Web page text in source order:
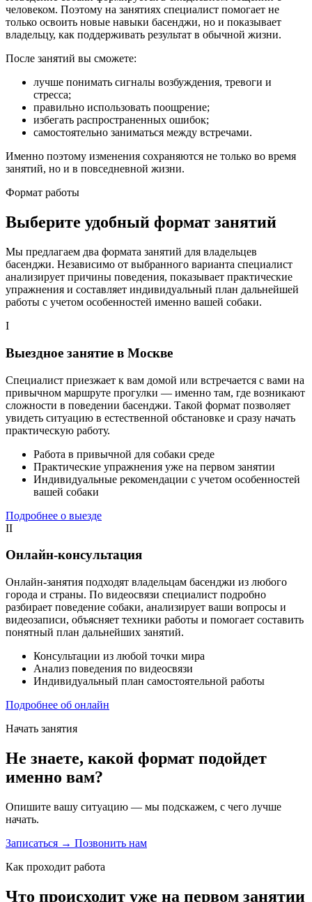
человеком. Поэтому на занятиях специалист помогает не
только освоить новые навыки басенджи, но и показывает
владельцу, как поддерживать результат в обычной жизни.
После занятий вы сможете:
лучше понимать сигналы возбуждения, тревоги и
стресса;
правильно использовать поощрение;
избегать распространенных ошибок;
самостоятельно заниматься между встречами.
Именно поэтому изменения сохраняются не только во время
занятий, но и в повседневной жизни.
Формат работы
Выберите удобный формат занятий
Мы предлагаем два формата занятий для владельцев
басенджи. Независимо от выбранного варианта специалист
анализирует причины поведения, показывает практические
упражнения и составляет индивидуальный план дальнейшей
работы с учетом особенностей именно вашей собаки.
I
Выездное занятие в Москве
Специалист приезжает к вам домой или встречается с вами на
привычном маршруте прогулки — именно там, где возникают
сложности в поведении басенджи. Такой формат позволяет
увидеть ситуацию в естественной обстановке и сразу начать
практическую работу.
Работа в привычной для собаки среде
Практические упражнения уже на первом занятии
Индивидуальные рекомендации с учетом особенностей
вашей собаки
Подробнее о выезде
II
Онлайн-консультация
Онлайн-занятия подходят владельцам басенджи из любого
города и страны. По видеосвязи специалист подробно
разбирает поведение собаки, анализирует ваши вопросы и
видеозаписи, объясняет техники работы и помогает составить
понятный план дальнейших занятий.
Консультации из любой точки мира
Анализ поведения по видеосвязи
Индивидуальный план самостоятельной работы
Подробнее об онлайн
Начать занятия
Не знаете, какой формат подойдет
именно вам?
Опишите вашу ситуацию — мы подскажем, с чего лучше
начать.
Записаться → Позвонить нам
Как проходит работа
Что происходит уже на первом занятии